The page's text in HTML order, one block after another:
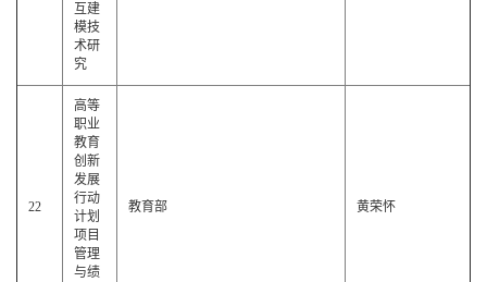
互建
模技
术研
究
22
高等
职业
教育
创新
发展
行动
计划
项目
管理
与绩
教育部 黄荣怀